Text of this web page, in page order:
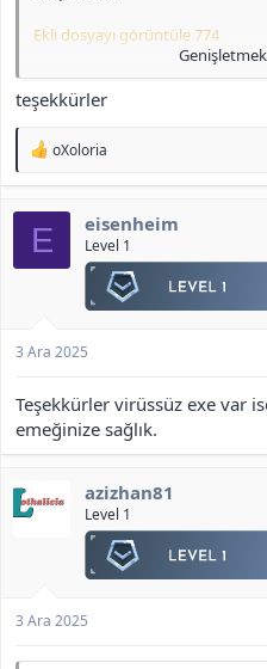
Ekli dosyayı görüntüle 774
IRK Seçimi :
Pelerin :
Ekli dosyayı görüntüle 776
Clan ve Skill Sayfası :
Ekli dosyayı görüntüle 777
Genişletmek
teşekkürler
T
p
i
oXoloria
E eisenheim
Level 1
3 Ara 2025
Teşekkürler virüssüz exe var
emeğinize sağlık.
azizhan81
Level 1
3 Ara 2025